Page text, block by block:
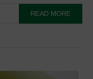
READ MORE